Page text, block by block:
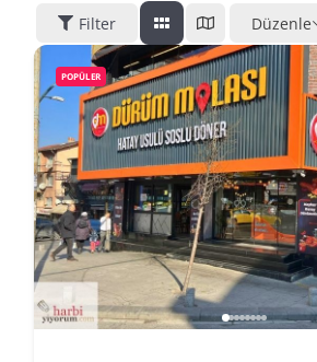
Filter
Düzenle
POPÜLER